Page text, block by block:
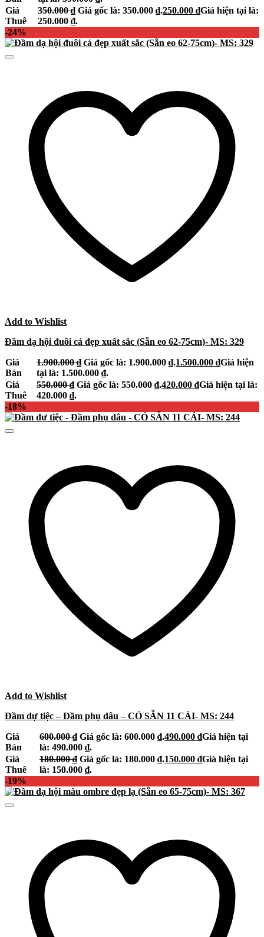
Giá
Thuê
350.000₫ Giá gốc là: 350.000 ₫.250.000 ₫Giá hiện tại là:
250.000 ₫.
-24%
Add to Wishlist
Đầm dạ hội đuôi cá đẹp xuất sắc (Sẵn eo 62-75cm)- MS: 329
Giá
Bán
1.900.000₫ Giá gốc là: 1.900.000 ₫.1.500.000 ₫Giá hiện
tại là: 1.500.000 ₫.
Giá
Thuê
550.000₫ Giá gốc là: 550.000 ₫.420.000 ₫Giá hiện tại là:
420.000 ₫.
-18%
Add to Wishlist
Đầm dự tiệc – Đầm phụ dâu – CÓ SẴN 11 CÁI- MS: 244
Giá
Bán
600.000₫ Giá gốc là: 600.000 ₫.490.000 ₫Giá hiện tại
là: 490.000 ₫.
Giá
Thuê
180.000₫ Giá gốc là: 180.000 ₫.150.000 ₫Giá hiện tại
là: 150.000 ₫.
-19%